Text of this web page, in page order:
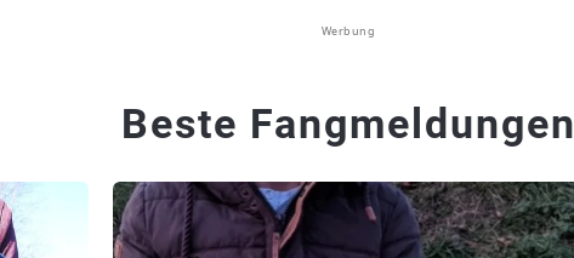
Werbung
Beste Fangmeldungen